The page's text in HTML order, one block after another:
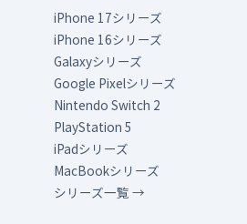
iPhone 17シリーズ
iPhone 16シリーズ
Galaxyシリーズ
Google Pixelシリーズ
Nintendo Switch 2
PlayStation 5
iPadシリーズ
MacBookシリーズ
シリーズ一覧 →